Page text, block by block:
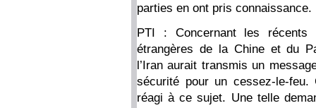
parties en ont pris connaissance.
PTI : Concernant les récents
étrangères de la Chine et du
l’Iran aurait transmis un
sécurité pour un cessez-le-feu.
réagi à ce sujet. Une telle